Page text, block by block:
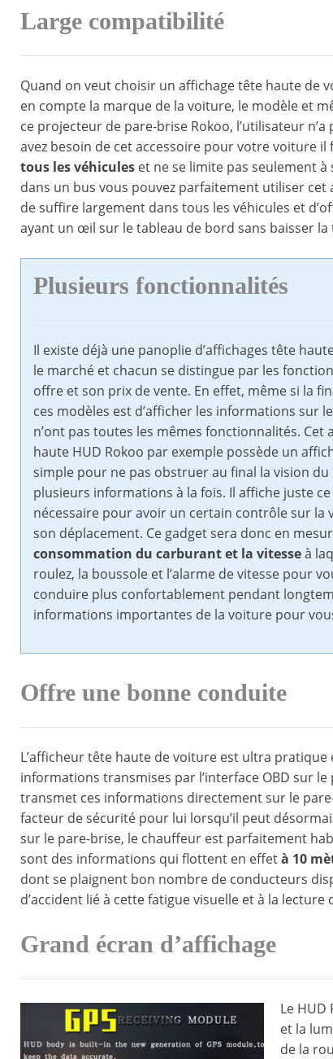
Large compatibilité
Quand on veut choisir un affichage tête haute
en compte la marque de la voiture, le modèle et
ce projecteur de pare-brise Rokoo, l’utilisateur
avez besoin de cet accessoire pour votre voiture il
tous les véhicules et ne se limite pas seulement
dans un bus vous pouvez parfaitement utiliser
de suffire largement dans tous les véhicules et
ayant un œil sur le tableau de bord sans baisser la
Plusieurs fonctionnalités
Il existe déjà une panoplie d’affichages tête
le marché et chacun se distingue par les
offre et son prix de vente. En effet, même si la
ces modèles est d’afficher les informations sur
n’ont pas toutes les mêmes fonctionnalités. Cet
haute HUD Rokoo par exemple possède un
simple pour ne pas obstruer au final la vision du
plusieurs informations à la fois. Il affiche juste
nécessaire pour avoir un certain contrôle sur la
son déplacement. Ce gadget sera donc en
consommation du carburant et la vitesseà
roulez, la boussole et l’alarme de vitesse pour
conduire plus confortablement pendant
informations importantes de la voiture pour
Offre une bonne conduite
L’afficheur tête haute de voiture est ultra
informations transmises par l’interface OBD sur
transmet ces informations directement sur le
facteur de sécurité pour lui lorsqu’il peut
sur le pare-brise, le chauffeur est parfaitement
sont des informations qui flottent en effetà 10
dont se plaignent bon nombre de conducteurs
d’accident lié à cette fatigue visuelle et à la
Grand écran d’affichage
Le
et la
de la